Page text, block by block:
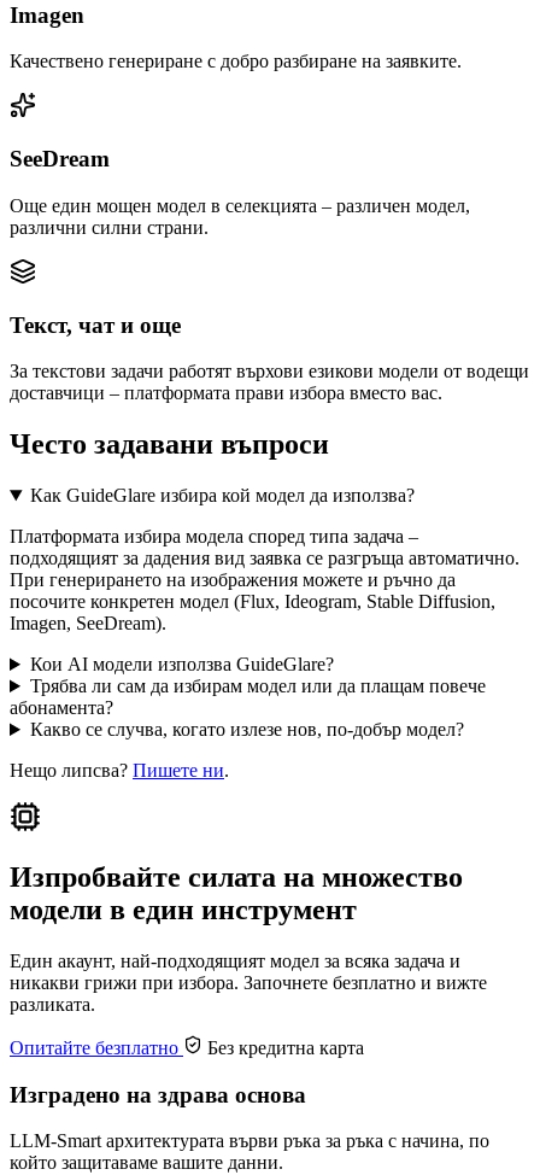
Imagen
Качествено генериране с добро разбиране на заявките.
SeeDream
Още един мощен модел в селекцията – различен модел,
различни силни страни.
Текст, чат и още
За текстови задачи работят върхови езикови модели от водещи
доставчици – платформата прави избора вместо вас.
Често задавани въпроси
Как GuideGlare избира кой модел да използва?
Платформата избира модела според типа задача –
подходящият за дадения вид заявка се разгръща автоматично.
При генерирането на изображения можете и ръчно да
посочите конкретен модел (Flux, Ideogram, Stable Diffusion,
Imagen, SeeDream).
Кои AI модели използва GuideGlare?
Трябва ли сам да избирам модел или да плащам повече
абонамента?
Какво се случва, когато излезе нов, по-добър модел?
Нещо липсва? Пишете ни.
Изпробвайте силата на множество
модели в един инструмент
Един акаунт, най-подходящият модел за всяка задача и
никакви грижи при избора. Започнете безплатно и вижте
разликата.
Опитайте безплатно Без кредитна карта
Изградено на здрава основа
LLM-Smart архитектурата върви ръка за ръка с начина, по
който защитаваме вашите данни.